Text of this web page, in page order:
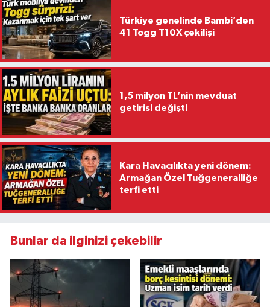
Türkiye genelinde Bambi’den
41 Togg T10X çekilişi
1,5 milyon TL’nin mevduat
getirisi değişti
Kara Havacılıkta yeni dönem:
Armağan Özel Tuğgeneralliğe
terfi etti
Bunlar da ilginizi çekebilir